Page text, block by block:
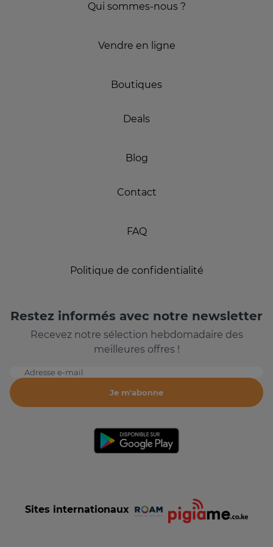
Qui sommes-nous ?
Vendre en ligne
Boutiques
Deals
Blog
Contact
FAQ
Politique de confidentialité
Restez informés avec notre newsletter
Recevez notre sélection hebdomadaire des
meilleures offres !
Adresse e-mail
Je m'abonne
Sites internationaux